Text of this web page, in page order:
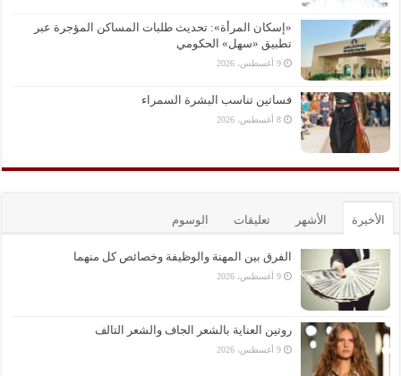
«إسكان المرأة»: تحديث طلبات المساكن المؤجرة عبر
تطبيق «سهل» الحكومي
9 أغسطس، 2026
فساتين تناسب البشرة السمراء
8 أغسطس، 2026
الأخيرة الأشهر تعليقات الوسوم
الفرق بين المهنة والوظيفة وخصائص كل منهما
9 أغسطس، 2026
روتين العناية بالشعر الجاف والشعر التالف
9 أغسطس، 2026